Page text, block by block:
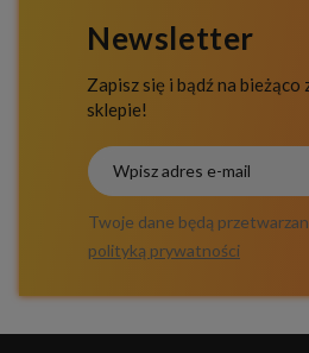
Newsletter
Zapisz się i bądź na bieżąco
sklepie!
Twoje dane będą
polityką prywatności